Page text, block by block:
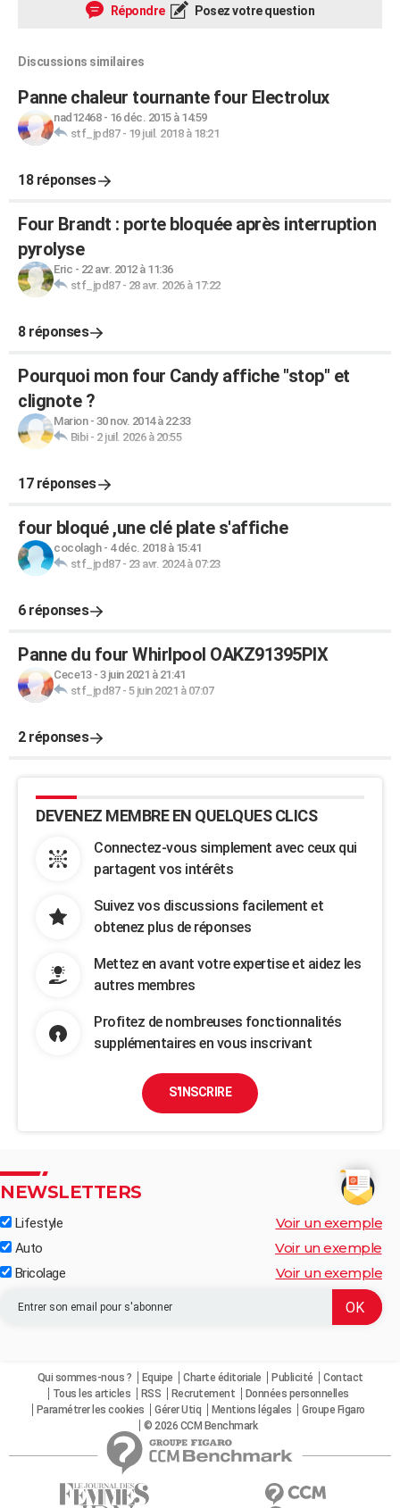
Répondre Posez votre question
Discussions similaires
Panne chaleur tournante four Electrolux
nad12468- 16 déc. 2015 à 14:59
stf_jpd87- 19 juil. 2018 à 18:21
18 réponses
Four Brandt : porte bloquée après interruption
pyrolyse
Eric - 22 avr. 2012 à 11:36
stf_jpd87- 28 avr. 2026 à 17:22
8 réponses
Pourquoi mon four Candy affiche "stop" et
clignote ?
Marion- 30 nov. 2014 à 22:33
Bibi- 2 juil. 2026 à 20:55
17 réponses
four bloqué ,une clé plate s'affiche
cocolagh- 4 déc. 2018 à 15:41
stf_jpd87- 23 avr. 2024 à 07:23
6 réponses
Panne du four Whirlpool OAKZ91395PIX
Cece13- 3 juin 2021 à 21:41
stf_jpd87- 5 juin 2021 à 07:07
2 réponses
DEVENEZ MEMBRE EN QUELQUES CLICS
Connectez-vous simplement avec ceux qui
partagent vos intérêts
Suivez vos discussions facilement et
obtenez plus de réponses
Mettez en avant votre expertise et aidez les
autres membres
Profitez de nombreuses fonctionnalités
supplémentaires en vous inscrivant
S'INSCRIRE
NEWSLETTERS
Lifestyle Voir un exemple
Auto Voir un exemple
Bricolage Voir un exemple
Qui sommes-nous ? Equipe Charte éditoriale Publicité
Contact
Tous les articles
RSS Recrutement
Données personnelles
Paramétrer les cookies
Gérer Utiq Mentions légales
Groupe Figaro
© 2026 CCM Benchmark